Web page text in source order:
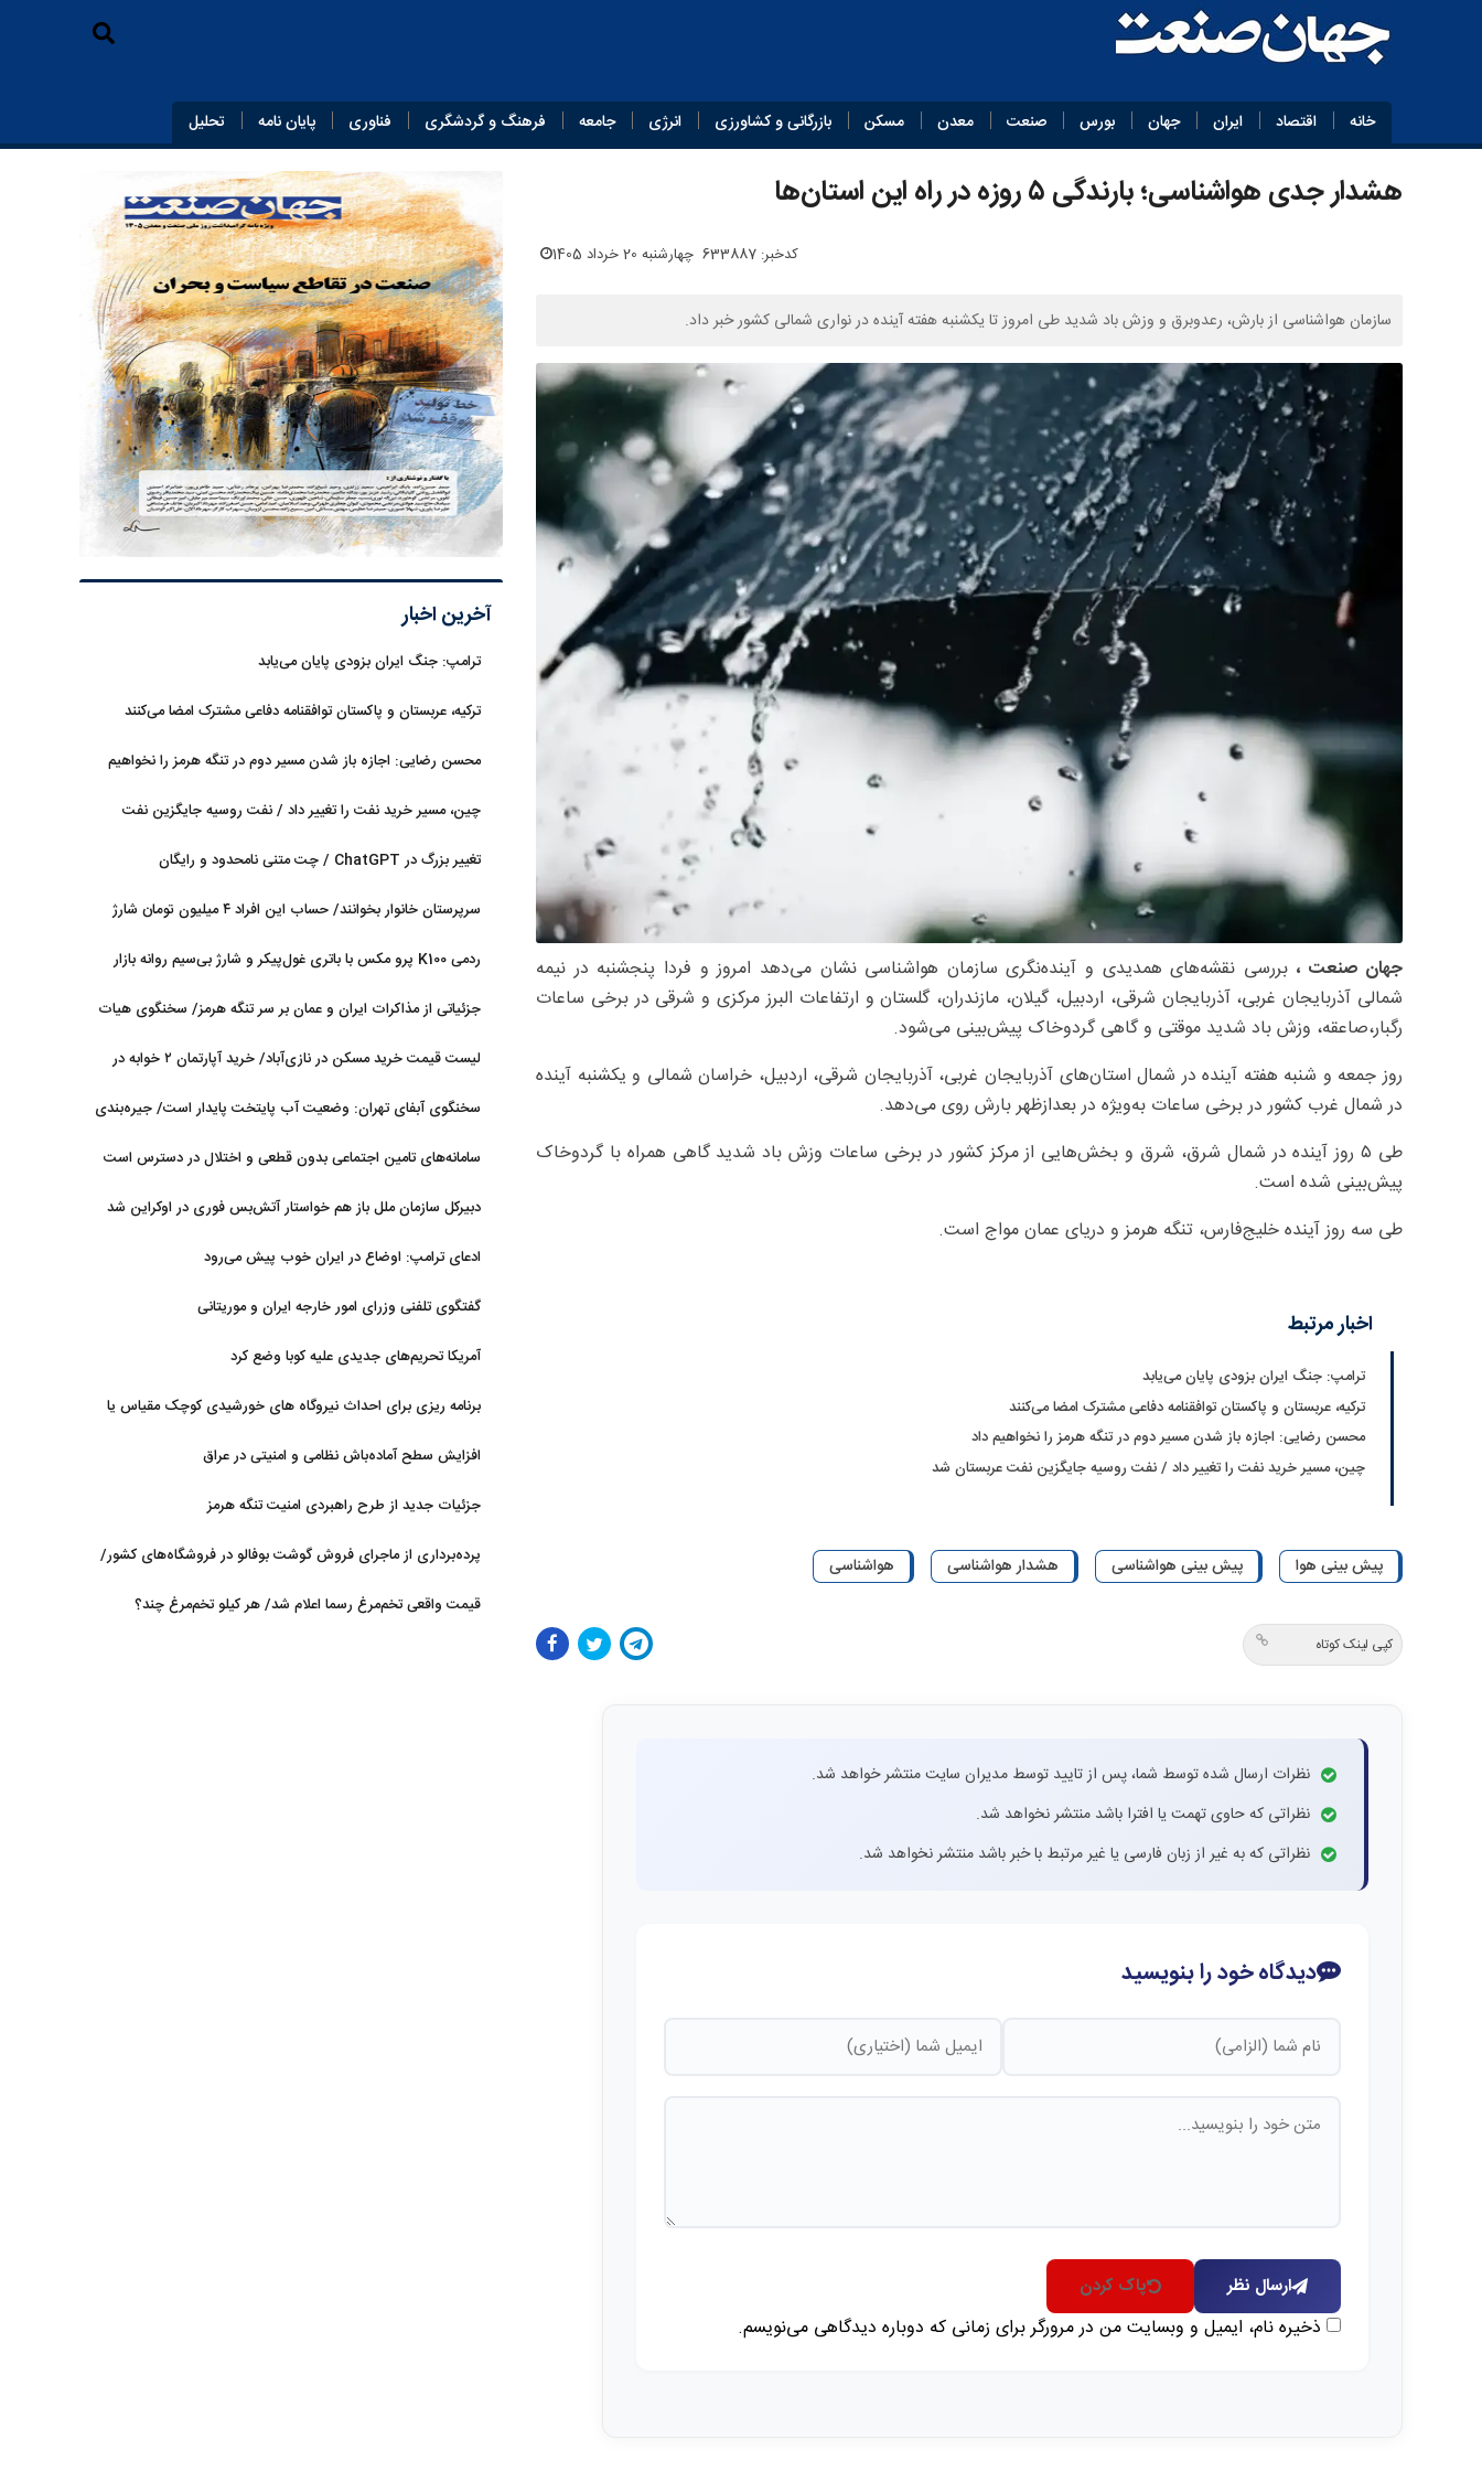
خانه اقتصاد ایران جهان بورس صنعت معدن مسکن بازرگانی و کشاورزی انرژی جامعه فرهنگ و گردشگری فناوری پایان‌ نامه تحلیل
هشدار جدی هواشناسی؛ بارندگی ۵ روزه در راه این استان‌ها
کدخبر: 633887 چهارشنبه 20 خرداد 1405
سازمان هواشناسی از بارش، رعدوبرق و وزش باد شدید طی امروز تا یکشنبه هفته آینده در نواری شمالی کشور خبر داد.
جهان صنعت ، بررسی نقشه‌های همدیدی و آینده‌نگری سازمان هواشناسی نشان می‌دهد امروز و فردا پنجشنبه در نیمه
شمالی آذربایجان غربی،‌ آذربایجان شرقی، اردبیل، گیلان، مازندران، گلستان و ارتفاعات البرز مرکزی و شرقی در برخی ساعات
رگبار،‌صاعقه، وزش باد شدید موقتی و گاهی گردوخاک پیش‌بینی می‌شود.
روز جمعه و شنبه هفته آینده در شمال استان‌های آذربایجان غربی، آذربایجان شرقی، اردبیل، خراسان شمالی و یکشنبه آینده
در شمال غرب کشور در برخی ساعات به‌ویژه در بعدازظهر بارش روی می‌دهد.
طی ۵ روز آینده در شمال شرق، شرق و بخش‌هایی از مرکز کشور در برخی ساعات وزش باد شدید گاهی همراه با گردوخاک
پیش‌بینی شده است.
طی سه روز آینده خلیج‌فارس، تنگه هرمز و دریای عمان مواج است.
اخبار مرتبط
ترامپ: جنگ ایران بزودی پایان می‌یابد
ترکیه، عربستان و پاکستان توافقنامه دفاعی مشترک امضا می‌کنند
محسن رضایی: اجازه باز شدن مسیر دوم در تنگه هرمز را نخواهیم داد
چین، مسیر خرید نفت را تغییر داد / نفت روسیه جایگزین نفت عربستان شد
پیش بینی هوا پیش بینی هواشناسی هشدار هواشناسی هواشناسی
کپی لینک کوتاه
نظرات ارسال شده توسط شما، پس از تایید توسط مدیران سایت منتشر خواهد شد.
نظراتی که حاوی تهمت یا افترا باشد منتشر نخواهد شد.
نظراتی که به غیر از زبان فارسی یا غیر مرتبط با خبر باشد منتشر نخواهد شد.
دیدگاه خود را بنویسید
ارسال نظر پاک کردن
ذخیره نام، ایمیل و وبسایت من در مرورگر برای زمانی که دوباره دیدگاهی می‌نویسم.
آخرین اخبار
ترامپ: جنگ ایران بزودی پایان می‌یابد
ترکیه، عربستان و پاکستان توافقنامه دفاعی مشترک امضا می‌کنند
محسن رضایی: اجازه باز شدن مسیر دوم در تنگه هرمز را نخواهیم
چین، مسیر خرید نفت را تغییر داد / نفت روسیه جایگزین نفت
تغییر بزرگ در ChatGPT / چت متنی نامحدود و رایگان
سرپرستان خانوار بخوانند/ حساب این افراد ۴ میلیون تومان شارژ
ردمی K100 پرو مکس با باتری غول‌پیکر و شارژ بی‌سیم روانه بازار
جزئیاتی از مذاکرات ایران و عمان بر سر تنگه هرمز/ سخنگوی هیات
لیست قیمت خرید مسکن در نازی‌آباد/ خرید آپارتمان ۲ خوابه در
سخنگوی آبفای تهران: وضعیت آب پایتخت پایدار است/ جیره‌بندی
سامانه‌های تامین اجتماعی بدون قطعی و اختلال در دسترس است
دبیرکل سازمان ملل باز هم خواستار آتش‌بس فوری در اوکراین شد
ادعای ترامپ: اوضاع در ایران خوب پیش می‌رود
گفتگوی تلفنی وزرای امور خارجه ایران و موریتانی
آمریکا تحریم‌های جدیدی علیه کوبا وضع کرد
برنامه ریزی برای احداث نیروگاه های خورشیدی کوچک مقیاس یا
افزایش سطح آماده‌باش نظامی و امنیتی در عراق
جزئیات جدید از طرح راهبردی امنیت تنگه هرمز
پرده‌برداری از ماجرای فروش گوشت بوفالو در فروشگاه‌های کشور/
قیمت واقعی تخم‌مرغ رسما اعلام شد/ هر کیلو تخم‌مرغ چند؟